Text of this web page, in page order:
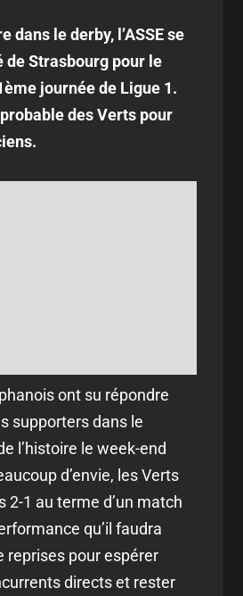
dans le derby, l’ASSE se
de Strasbourg pour le
journée de Ligue 1.
des Verts pour
ont su répondre
supporters dans le
l’histoire le week-end
d’envie, les Verts
2-1 au terme d’un match
qu’il faudra
reprises pour espérer
directs et rester